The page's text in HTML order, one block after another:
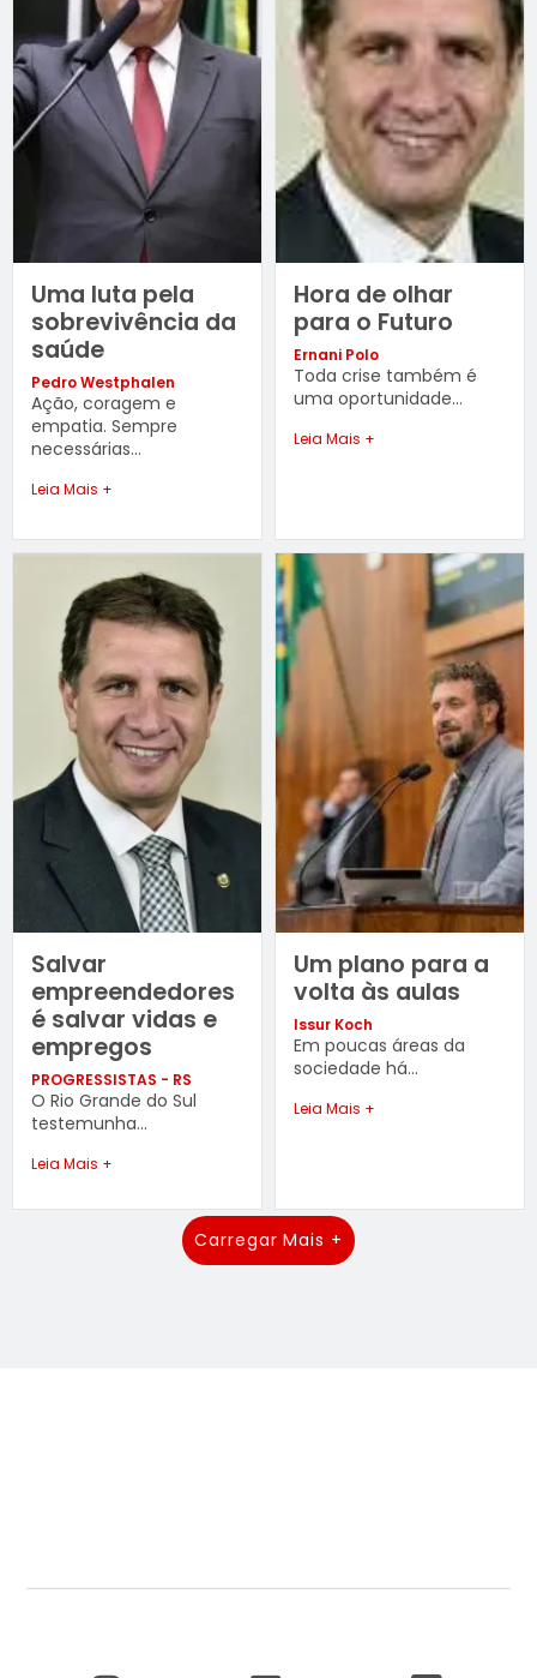
Uma luta pela
sobrevivência da
saúde
Pedro Westphalen
Ação, coragem e
empatia. Sempre
necessárias...
Leia Mais +
Hora de olhar
para o Futuro
Ernani Polo
Toda crise também é
uma oportunidade...
Leia Mais +
Salvar
empreendedores
é salvar vidas e
empregos
PROGRESSISTAS - RS
O Rio Grande do Sul
testemunha...
Leia Mais +
Um plano para a
volta às aulas
Issur Koch
Em poucas áreas da
sociedade há...
Leia Mais +
Carregar Mais +